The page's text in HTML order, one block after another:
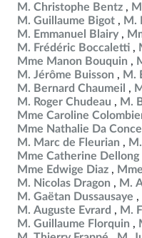
M. Christophe Bentz
M. Guillaume Bigot
M.
M. Emmanuel Blairy
M. Frédéric Boccaletti
Mme Manon Bouquin
M. Jérôme Buisson
M.
M. Bernard Chaumeil
M. Roger Chudeau
M.
Mme Caroline
Mme Nathalie Da
M. Marc de Fleurian
Mme Catherine Dellong
Mme Edwige Diaz
M. Nicolas Dragon
M.
M. Gaëtan Dussausaye
M. Auguste Evrard
M.
M. Guillaume Florquin